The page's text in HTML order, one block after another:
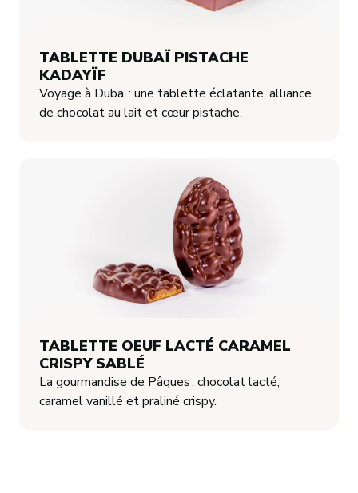
TABLETTE DUBAÏ PISTACHE
KADAYÏF
Voyage à Dubaï : une tablette éclatante, alliance
de chocolat au lait et cœur pistache.
TABLETTE OEUF LACTÉ CARAMEL
CRISPY SABLÉ
La gourmandise de Pâques : chocolat lacté,
caramel vanillé et praliné crispy.